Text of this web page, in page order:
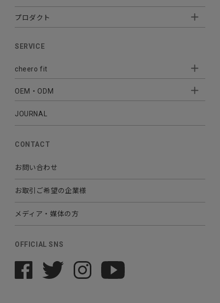
プロダクト
AUDIO
CABLE CHARGER
Sleepion
MOBILE
SERVICE
cheero fit
- Sleepion3
- 軟骨伝導式集音器
OEM・ODM
- OEM・ODM 開発
JOURNAL
CONTACT
お問い合わせ
お取引ご希望の企業様
メディア・媒体の方
OFFICIAL SNS